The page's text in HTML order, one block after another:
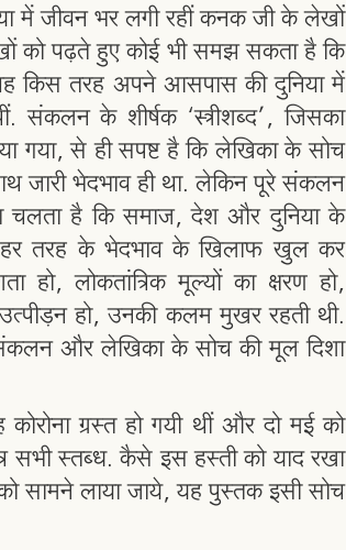
में जीवन भर लगी रहीं कनक जी के लेखों
को पढ़ते हुए कोई भी समझ सकता है कि
किस तरह अपने आसपास की दुनिया में
संकलन के शीर्षक ‘स्त्रीशब्द’, जिसका
गया, से ही सपष्ट है कि लेखिका के सोच
जारी भेदभाव ही था. लेकिन पूरे संकलन
चलता है कि समाज, देश और दुनिया के
हर तरह के भेदभाव के खिलाफ खुल कर
हो, लोकतांत्रिक मूल्यों का क्षरण हो,
हो, उनकी कलम मुखर रहती थी.
और लेखिका के सोच की मूल दिशा
ग्रस्त हो गयी थीं और दो मई को
सभी स्तब्ध. कैसे इस हस्ती को याद रखा
सामने लाया जाये, यह पुस्तक इसी सोच